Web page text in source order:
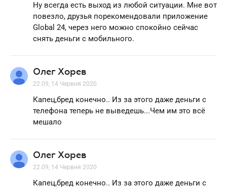
Ну всегда есть выход из любой ситуации. Мне вот
повезло, друзья порекомендовали приложение
Global 24, через него можно спокойно сейчас
снять деньги с мобильного.
Олег Хорев
22.09, 14 Червня 2020
Капец,бред конечно.. Из за этого даже деньги с
телефона теперь не выведешь...Чем им это всё
мешало
Олег Хорев
22.09, 14 Червня 2020
Капец,бред конечно.. Из за этого даже деньги с